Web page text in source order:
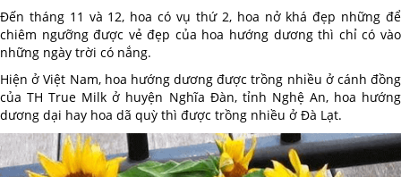
Đến tháng 11 và 12, hoa có vụ thứ 2, hoa nở khá đẹp những để
chiêm ngưỡng được vẻ đẹp của hoa hướng dương thì chỉ có vào
những ngày trời có nắng.
Hiện ở Việt Nam, hoa hướng dương được trồng nhiều ở cánh đồng
của TH True Milk ở huyện Nghĩa Đàn, tỉnh Nghệ An, hoa hướng
dương dại hay hoa dã quỳ thì được trồng nhiều ở Đà Lạt.